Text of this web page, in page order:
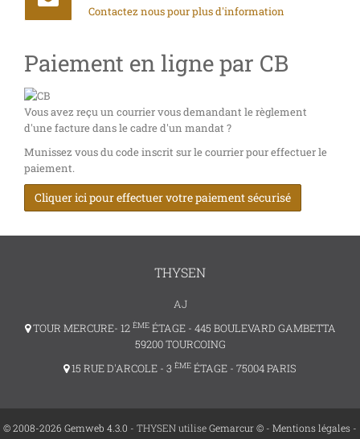
Contactez nous pour plus d'information
Paiement en ligne par CB
Vous avez reçu un courrier vous demandant le règlement
d'une facture dans le cadre d'un mandat ?
Munissez vous du code inscrit sur le courrier pour effectuer le
paiement.
Cliquer ici pour effectuer votre paiement sécurisé
THYSEN
AJ
TOUR MERCURE- 12 ÈMEÉTAGE - 445 BOULEVARD GAMBETTA
59200 TOURCOING
15 RUE D'ARCOLE - 3 ÈME ÉTAGE - 75004 PARIS
© 2008-2026 Gemweb 4.3.0 - THYSEN utiliseGemarcur © - Mentions légales -